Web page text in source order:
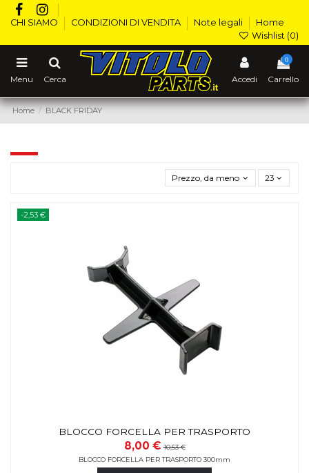
CHI SIAMO CONDIZIONI DI VENDITA Note legali
Home
Wishlist (0)
Menu Cerca Accedi
0
Carrello
Home BLACK FRIDAY
Prezzo, da meno caro a più caro
23
-2,53 €
BLOCCO FORCELLA PER TRASPORTO
8,00 €10,53 €
BLOCCO FORCELLA PER TRASPORTO 300mm